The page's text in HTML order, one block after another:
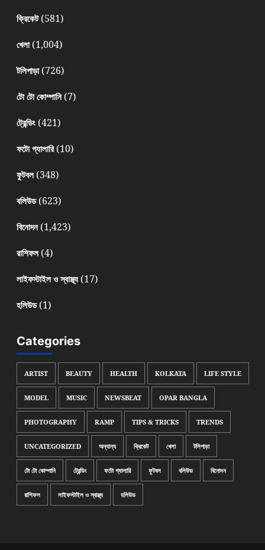
ক্রিকেট(581)
খেলা(1,004)
টলিপাড়া(726)
টো টো কোম্পানি(7)
ট্রেন্ডিং(421)
ফটো গ্যালারি(10)
ফুটবল(348)
বলিউড(623)
বিনোদন(1,423)
রাশিফল(4)
লাইফস্টাইল ও স্বাস্থ্য(17)
হলিউড(1)
Categories
ARTIST BEAUTY HEALTH KOLKATA LIFE STYLE
MODEL MUSIC NEWSBEAT OPAR BANGLA
PHOTOGRAPHY RAMP TIPS & TRICKS TRENDS
UNCATEGORIZED অন্যান্য ক্রিকেট খেলা টলিপাড়া
টো টো কোম্পানি ট্রেন্ডিং ফটো গ্যালারি ফুটবল বলিউড বিনোদন
রাশিফল লাইফস্টাইল ও স্বাস্থ্য হলিউড